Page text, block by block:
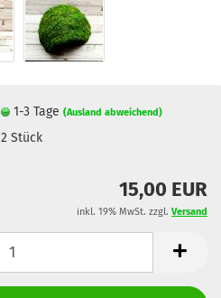
1-3 Tage(Ausland abweichend)
2Stück
15,00 EUR
inkl. 19% MwSt. zzgl. Versand